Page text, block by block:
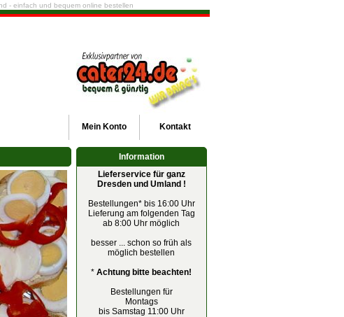
- einfach und bequem online bestellen
Kontakt
Mein Konto
Information
Lieferservice für ganz
Dresden und Umland !
Bestellungen* bis 16:00 Uhr
Lieferung am folgenden Tag
ab 8:00 Uhr möglich
besser ... schon so früh als
möglich bestellen
*Achtung bitte beachten!
Bestellungen für
Montags
bis Samstag 11:00 Uhr